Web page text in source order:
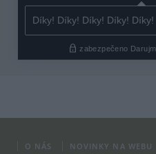
O NÁS NOVINKY NA WEBU